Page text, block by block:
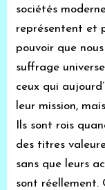
sociétés
représentent et
pouvoir que
suffrage
ceux qui
leur mission,
Ils sont rois
des titres
sans que leurs
sont réellement.